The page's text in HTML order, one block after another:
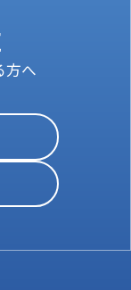
方へ